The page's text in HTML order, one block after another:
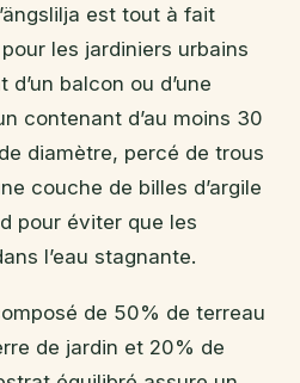
est tout à fait
les jardiniers urbains
balcon ou d’une
contenant d’au moins 30
diamètre, percé de trous
couche de billes d’argile
pour éviter que les
l’eau stagnante.
de 50% de terreau
de jardin et 20% de